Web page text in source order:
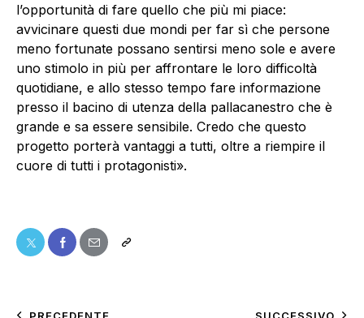
l’opportunità di fare quello che più mi piace:
avvicinare questi due mondi per far sì che persone
meno fortunate possano sentirsi meno sole e avere
uno stimolo in più per affrontare le loro difficoltà
quotidiane, e allo stesso tempo fare informazione
presso il bacino di utenza della pallacanestro che è
grande e sa essere sensibile. Credo che questo
progetto porterà vantaggi a tutti, oltre a riempire il
cuore di tutti i protagonisti».